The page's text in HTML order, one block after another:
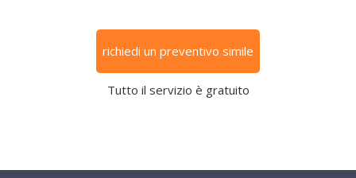
richiedi un preventivo simile
Tutto il servizio è gratuito